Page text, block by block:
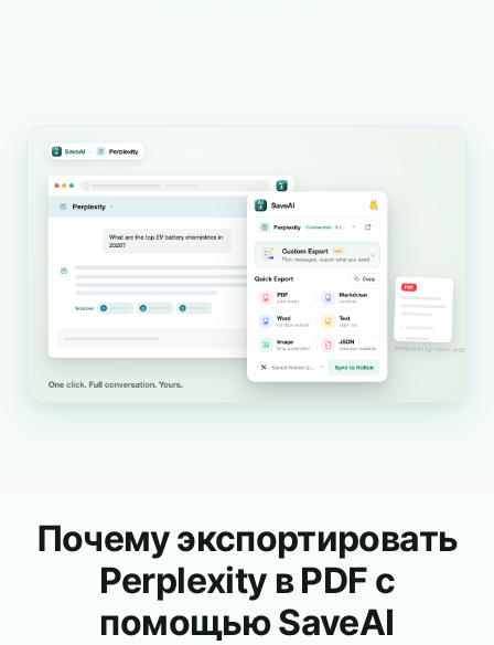
Почему экспортировать
Perplexity в PDF с
помощью SaveAI